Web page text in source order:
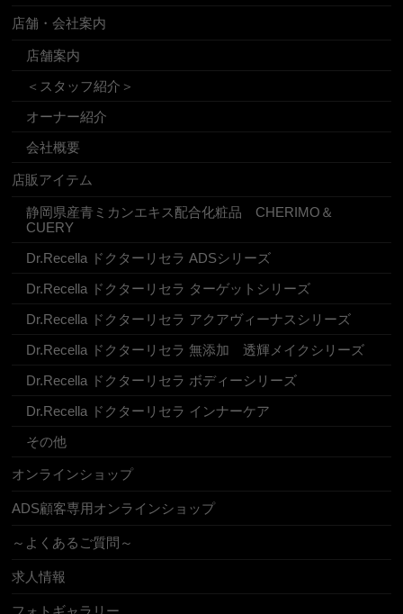
店舗・会社案内
店舗案内
＜スタッフ紹介＞
オーナー紹介
会社概要
店販アイテム
静岡県産青ミカンエキス配合化粧品 CHERIMO＆
CUERY
Dr.Recella ドクターリセラ ADSシリーズ
Dr.Recella ドクターリセラ ターゲットシリーズ
Dr.Recella ドクターリセラ アクアヴィーナスシリーズ
Dr.Recella ドクターリセラ 無添加 透輝メイクシリーズ
Dr.Recella ドクターリセラ ボディーシリーズ
Dr.Recella ドクターリセラ インナーケア
その他
オンラインショップ
ADS顧客専用オンラインショップ
～よくあるご質問～
求人情報